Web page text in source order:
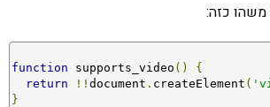
משהו כזה:
function supports_video ()
{
return
!! document . createElement (
}